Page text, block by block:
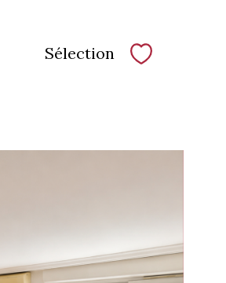
Sélection